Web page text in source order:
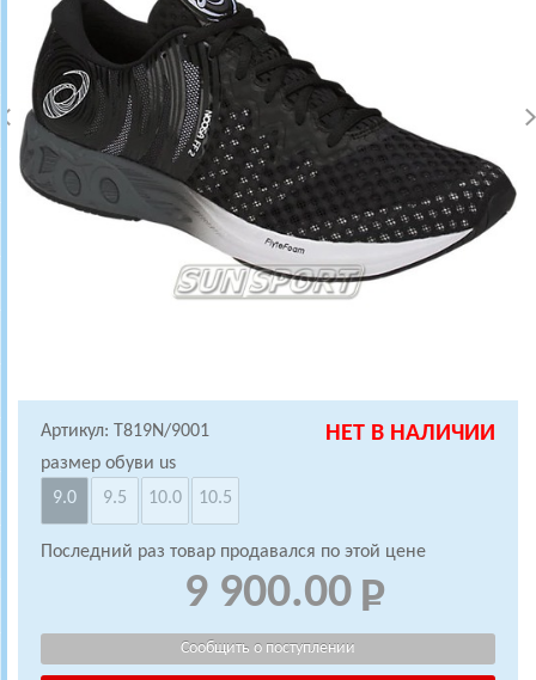
Артикул: T819N/9001 НЕТ В НАЛИЧИИ
размер обуви us
9.0
9.5 10.0 10.5
Последний раз товар продавался по этой цене
9 900.00